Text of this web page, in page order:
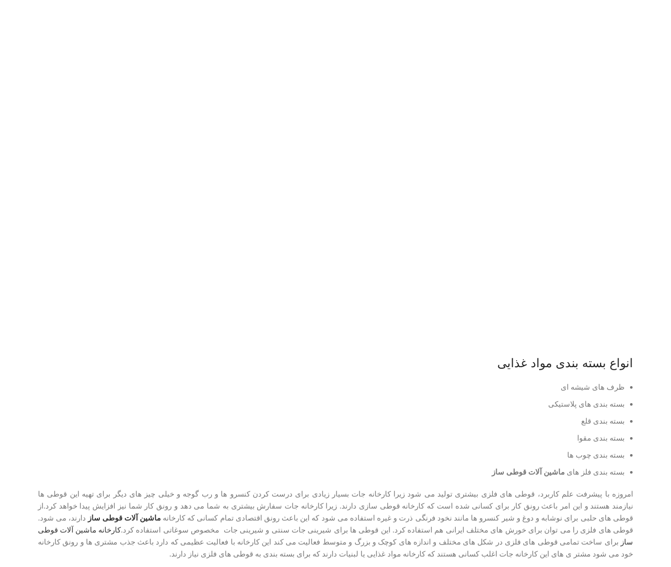
انواع بسته بندی مواد غذایی
ظرف های شیشه ای
بسته بندی های پلاستیکی
بسته بندی قلع
بسته بندی مقوا
بسته بندی چوب ها
بسته بندی فلز های ماشین آلات قوطی ساز
امروزه با پیشرفت علم کاربرد، قوطی های فلزی بیشتری تولید می شود زیرا کارخانه جات بسیار زیادی برای درست کردن کنسرو ها و رب گوجه و خیلی چیز های دیگر برای تهیه این قوطی ها
نیازمند هستند و این امر باعث رونق کار برای کسانی شده است که کارخانه قوطی سازی دارند. زیرا کارخانه جات سفارش بیشتری به شما می دهد و رونق کار شما نیز افزایش پیدا خواهد کرد.از
قوطی های حلبی برای نوشابه و دوغ و شیر کنسرو ها مانند نخود فرنگی ذرت و غیره استفاده می شود که این باعث رونق اقتصادی تمام کسانی که کارخانه ماشین آلات قوطی ساز دارند، می شود.
قوطی های فلزی را می توان برای خورش های مختلف ایرانی هم استفاده کرد. این قوطی ها برای شیرینی جات سنتی و شیرینی جات مخصوص سوغاتی استفاده کرد.کارخانه ماشین آلات قوطی
ساز برای ساخت تمامی قوطی های فلزی در شکل های مختلف و اندازه های کوچک و بزرگ و متوسط فعالیت می کند این کارخانه با فعالیت عظیمی که دارد باعث جذب مشتری ها و رونق کارخانه
خود می شود مشتر ی های این کارخانه جات اغلب کسانی هستند که کارخانه مواد غذایی یا لبنیات دارند که برای بسته بندی به قوطی های فلزی نیاز دارند.